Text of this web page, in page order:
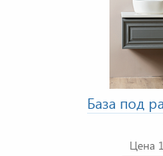
База под
Цена